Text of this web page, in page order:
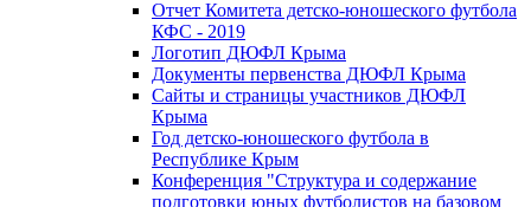
Отчет Комитета детско-юношеского футбола
КФС - 2019
Логотип ДЮФЛ Крыма
Документы первенства ДЮФЛ Крыма
Сайты и страницы участников ДЮФЛ
Крыма
Год детско-юношеского футбола в
Республике Крым
Конференция "Структура и содержание
подготовки юных футболистов на базовом